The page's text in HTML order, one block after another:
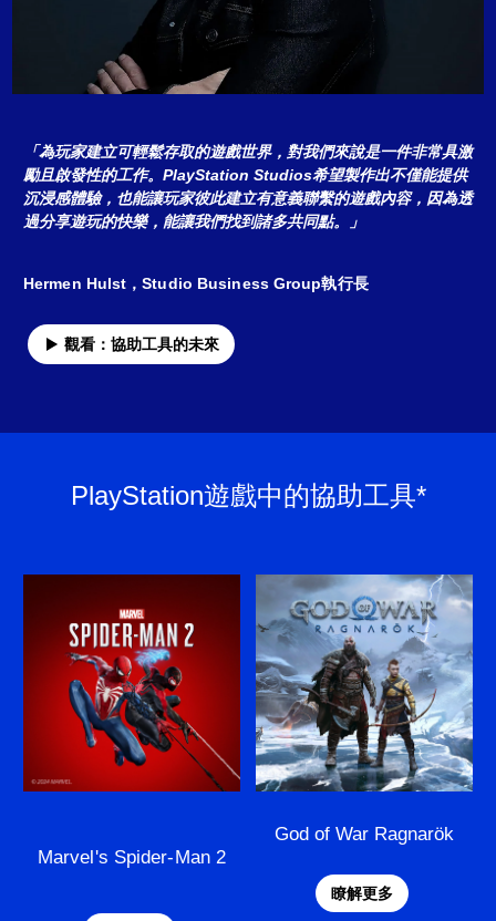
「為玩家建立可輕鬆存取的遊戲世界，對我們來說是一件非常具激
勵且啟發性的工作。PlayStation Studios希望製作出不僅能提供
沉浸感體驗，也能讓玩家彼此建立有意義聯繫的遊戲內容，因為透
過分享遊玩的快樂，能讓我們找到諸多共同點。」
Hermen Hulst，Studio Business Group執行長
觀看：協助工具的未來
PlayStation遊戲中的協助工具*
Marvel's Spider-Man 2
God of War Ragnarök
瞭解更多